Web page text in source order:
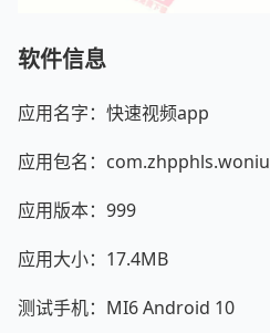
软件信息
应用名字：快速视频app
应用包名：com.zhpphls.woniu
应用版本：999
应用大小：17.4MB
测试手机：MI6 Android 10